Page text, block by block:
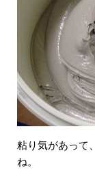
粘り気があって
ね。